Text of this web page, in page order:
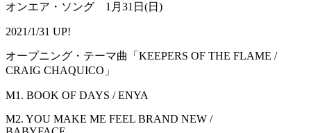
オンエア・ソング 1月31日(日)
2021/1/31 UP!
オープニング・テーマ曲「KEEPERS OF THE FLAME /
CRAIG CHAQUICO」
M1. BOOK OF DAYS / ENYA
M2. YOU MAKE ME FEEL BRAND NEW /